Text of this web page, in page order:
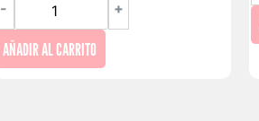
- +
AÑADIR AL CARRITO